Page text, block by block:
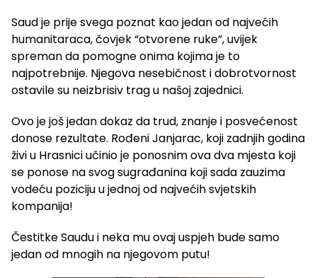
Saud je prije svega poznat kao jedan od najvećih
humanitaraca, čovjek “otvorene ruke”, uvijek
spreman da pomogne onima kojima je to
najpotrebnije. Njegova nesebičnost i dobrotvornost
ostavile su neizbrisiv trag u našoj zajednici.
Ovo je još jedan dokaz da trud, znanje i posvećenost
donose rezultate. Rođeni Janjarac, koji zadnjih godina
živi u Hrasnici učinio je ponosnim ova dva mjesta koji
se ponose na svog sugrađanina koji sada zauzima
vodeću poziciju u jednoj od najvećih svjetskih
kompanija!
Čestitke Saudu i neka mu ovaj uspjeh bude samo
jedan od mnogih na njegovom putu!